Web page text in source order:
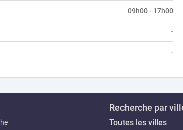
09h00 - 17h00
-
-
Recherche par
Toutes les villes